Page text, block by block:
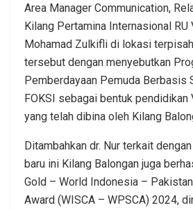
Area Manager Communication,
Kilang Pertamina Internasional RU
Mohamad Zulkifli di lokasi
tersebut dengan menyebutkan
Pemberdayaan Pemuda Berbasis
FOKSI sebagai bentuk
yang telah dibina oleh Kilang
Ditambahkan dr. Nur terkait
baru ini Kilang Balongan juga
Gold – World Indonesia –
Award (WISCA – WPSCA) 2024,